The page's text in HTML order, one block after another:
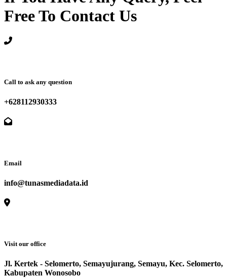
Free To Contact Us
Call to ask any question
+628112930333
Email
info@tunasmediadata.id
Visit our office
Jl. Kertek - Selomerto, Semayujurang, Semayu, Kec. Selomerto,
Kabupaten Wonosobo